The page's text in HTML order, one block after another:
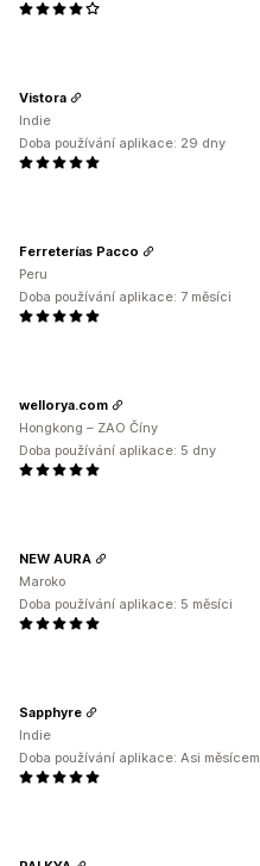
Vistora
Indie
Doba používání aplikace: 29 dny
Ferreterías Pacco
Peru
Doba používání aplikace: 7 měsíci
wellorya.com
Hongkong – ZAO Číny
Doba používání aplikace: 5 dny
NEW AURA
Maroko
Doba používání aplikace: 5 měsíci
Sapphyre
Indie
Doba používání aplikace: Asi měsícem